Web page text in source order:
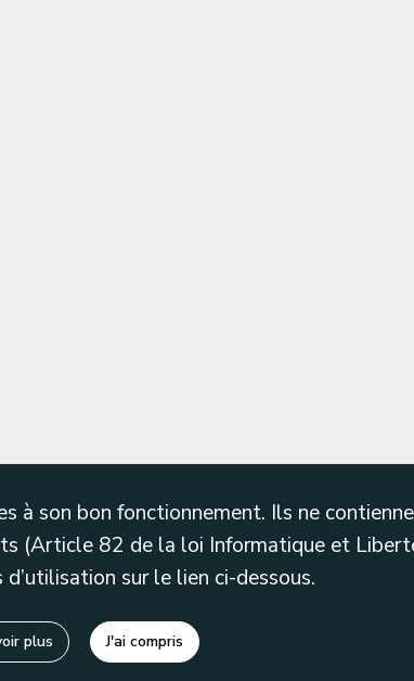
à son bon fonctionnement. Ils ne
(Article 82 de la loi Informatique et
sur le lien ci-dessous.
plus J'ai compris